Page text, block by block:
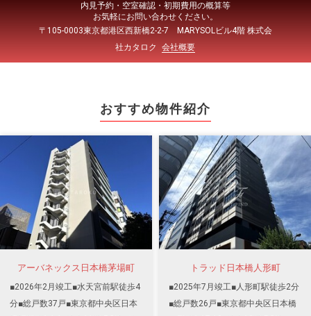
内見予約・空室確認・初期費用の概算等
お気軽にお問い合わせください。
〒105-0003東京都港区西新橋2-2-7 MARYSOLビル4階 株式会
社カタロク
会社概要
おすすめ物件紹介
アーバネックス日本橋茅場町
■2026年2月竣工■水天宮前駅徒歩4
分■総戸数37戸■東京都中央区日本
トラッド日本橋人形町
■2025年7月竣工■人形町駅徒歩2分
■総戸数26戸■東京都中央区日本橋